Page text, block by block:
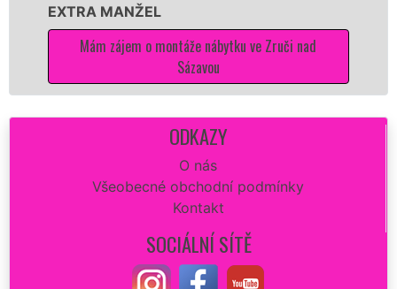
zájem o montáže nábytku ve Zruči nad
ODKAZY
O nás
Všeobecné obchodní podmínky
Kontakt
SOCIÁLNÍ SÍTĚ